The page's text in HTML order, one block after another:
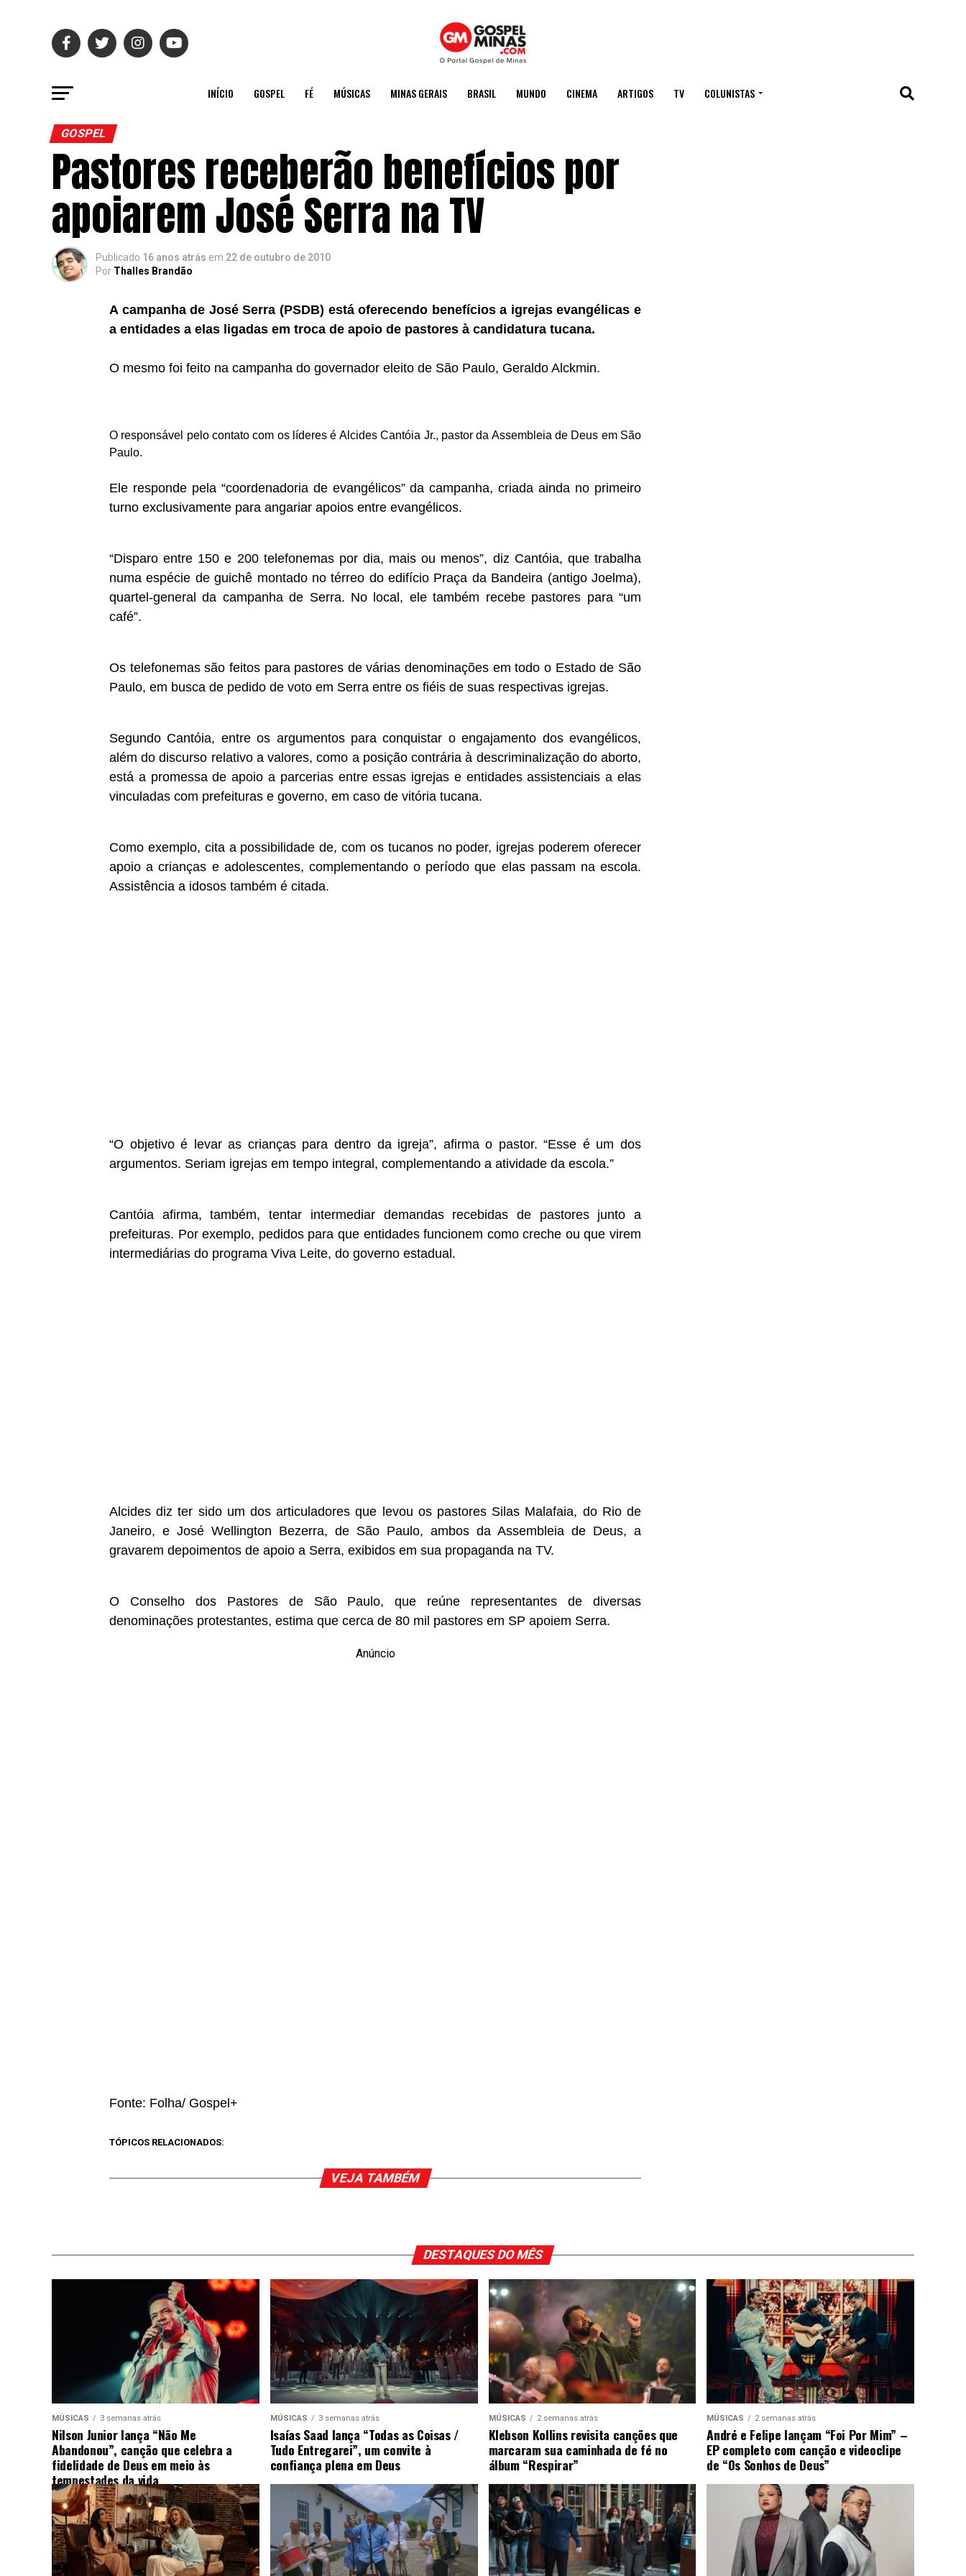
INÍCIO GOSPEL FÉ MÚSICAS MINAS GERAIS BRASIL MUNDO CINEMA ARTIGOS TV COLUNISTAS
GOSPEL
Pastores receberão benefícios por
apoiarem José Serra na TV
Publicado 16 anos atrás em 22 de outubro de 2010
Por Thalles Brandão
A campanha de José Serra (PSDB) está oferecendo benefíciosa igrejas evangélicas e
a entidades a elas ligadas em troca de apoio de pastores à candidatura tucana.
O mesmo foi feito na campanha do governador eleito de São Paulo, Geraldo Alckmin.
O responsável pelo contato com os líderes é Alcides Cantóia Jr., pastorda Assembleia de Deus em São
Paulo.
Ele responde pela “coordenadoria de evangélicos” da campanha, criada ainda no primeiro
turno exclusivamente para angariar apoios entre evangélicos.
“Disparo entre 150 e 200 telefonemas por dia, mais ou menos”, diz Cantóia, que trabalha
numa espécie de guichê montado no térreo do edifício Praça da Bandeira (antigo Joelma),
quartel-general da campanha de Serra. No local, ele também recebe pastores para “um
café”.
Os telefonemas são feitos para pastores de várias denominações em todo o Estado de São
Paulo, em busca de pedido de voto em Serra entre os fiéis de suas respectivas igrejas.
Segundo Cantóia, entre os argumentos para conquistar o engajamento dos evangélicos,
além do discurso relativo a valores, como a posição contrária à descriminalização do aborto,
está a promessa de apoio a parcerias entre essas igrejas e entidades assistenciais a elas
vinculadas com prefeituras e governo, em caso de vitória tucana.
Como exemplo, cita a possibilidade de, com os tucanos no poder, igrejas poderem oferecer
apoio a crianças e adolescentes, complementando o período que elas passam na escola.
Assistência a idosos também é citada.
“O objetivo é levar as crianças para dentro da igreja”, afirma o pastor. “Esse é um dos
argumentos. Seriam igrejas em tempo integral, complementando a atividade da escola.”
Cantóia afirma, também, tentar intermediar demandas recebidas de pastores junto a
prefeituras. Por exemplo, pedidos para que entidades funcionem como creche ou que virem
intermediárias do programa Viva Leite, do governo estadual.
Alcides diz ter sido um dos articuladores que levou os pastores Silas Malafaia, do Rio de
Janeiro, e José Wellington Bezerra, de São Paulo, ambos da Assembleia de Deus, a
gravarem depoimentos de apoio a Serra, exibidos em sua propaganda na TV.
O Conselho dos Pastores de São Paulo, que reúne representantes de diversas
denominações protestantes, estima que cerca de 80 mil pastores em SP apoiem Serra.
Anúncio
Fonte: Folha/ Gospel+
TÓPICOS RELACIONADOS:
VEJA TAMBÉM
DESTAQUES DO MÊS
MÚSICAS 3 semanas atrás
Nilson Junior lança “Não Me
Abandonou”, canção que celebra a
fidelidade de Deus em meio às
tempestades da vida
MÚSICAS 3 semanas atrás
Isaías Saad lança “Todas as Coisas /
Tudo Entregarei”, um convite à
confiança plena em Deus
MÚSICAS 2 semanas atrás
Klebson Kollins revisita canções que
marcaram sua caminhada de fé no
álbum “Respirar”
MÚSICAS 2 semanas atrás
André e Felipe lançam “Foi Por Mim” –
EP completo com canção e videoclipe
de “Os Sonhos de Deus”